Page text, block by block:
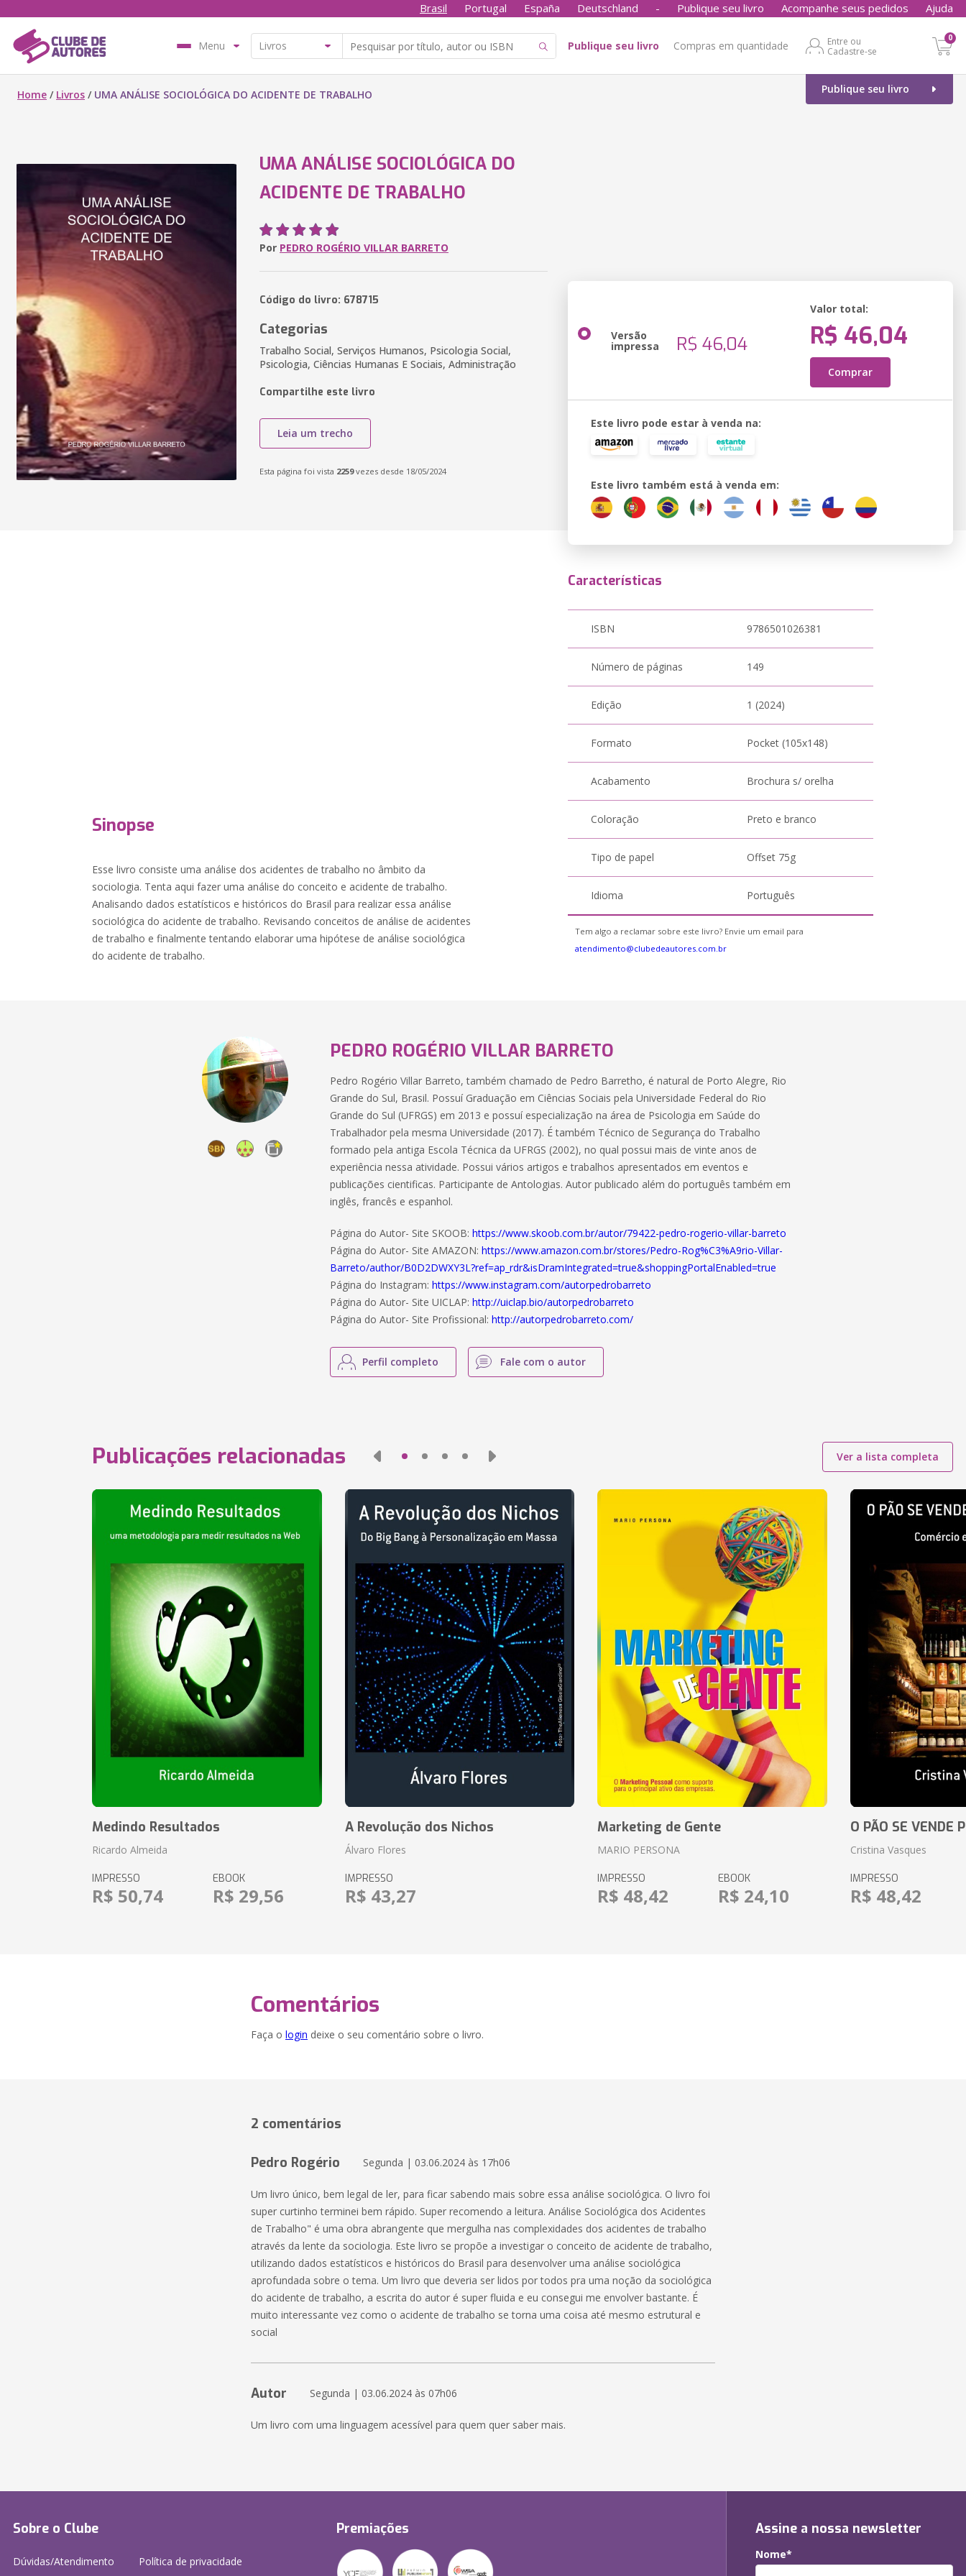
Brasil Portugal España Deutschland - Publique seu livro Acompanhe seus pedidos Ajuda
Menu Publique seu livro Compras em quantidade
Entre ou
Cadastre-se
0
Publique seu livro
Home / Livros / UMA ANÁLISE SOCIOLÓGICA DO ACIDENTE DE TRABALHO
UMA ANÁLISE SOCIOLÓGICA DO
ACIDENTE DE TRABALHO
Por PEDRO ROGÉRIO VILLAR BARRETO
Código do livro: 678715
Categorias
Trabalho Social, Serviços Humanos, Psicologia Social,
Psicologia, Ciências Humanas E Sociais, Administração
Compartilhe este livro
Leia um trecho
Esta página foi vista 2259vezes desde 18/05/2024
Versão
impressa R$ 46,04
Valor total:
R$ 46,04
Comprar
Este livro pode estar à venda na:
Este livro também está à venda em:
Sinopse
Esse livro consiste uma análise dos acidentes de trabalho no âmbito da
sociologia. Tenta aqui fazer uma análise do conceito e acidente de trabalho.
Analisando dados estatísticos e históricos do Brasil para realizar essa análise
sociológica do acidente de trabalho. Revisando conceitos de análise de acidentes
de trabalho e finalmente tentando elaborar uma hipótese de análise sociológica
do acidente de trabalho.
Características
ISBN 9786501026381
Número de páginas 149
Edição 1 (2024)
Formato Pocket (105x148)
Acabamento Brochura s/ orelha
Coloração Preto e branco
Tipo de papel Offset 75g
Idioma Português
Tem algo a reclamar sobre este livro? Envie um email para
atendimento@clubedeautores.com.br
PEDRO ROGÉRIO VILLAR BARRETO
Pedro Rogério Villar Barreto, também chamado de Pedro Barretho, é natural de Porto Alegre, Rio
Grande do Sul, Brasil. Possuí Graduação em Ciências Sociais pela Universidade Federal do Rio
Grande do Sul (UFRGS) em 2013 e possuí especialização na área de Psicologia em Saúde do
Trabalhador pela mesma Universidade (2017). É também Técnico de Segurança do Trabalho
formado pela antiga Escola Técnica da UFRGS (2002), no qual possui mais de vinte anos de
experiência nessa atividade. Possui vários artigos e trabalhos apresentados em eventos e
publicações cientificas. Participante de Antologias. Autor publicado além do português também em
inglês, francês e espanhol.
Página do Autor- Site SKOOB:https://www.skoob.com.br/autor/79422-pedro-rogerio-villar-barreto
Página do Autor- Site AMAZON:https://www.amazon.com.br/stores/Pedro-Rog%C3%A9rio-Villar-
Barreto/author/B0D2DWXY3L?ref=ap_rdr&isDramIntegrated=true&shoppingPortalEnabled=true
Página do Instagram:https://www.instagram.com/autorpedrobarreto
Página do Autor- Site UICLAP:http://uiclap.bio/autorpedrobarreto
Página do Autor- Site Profissional:http://autorpedrobarreto.com/
Perfil completo Fale com o autor
Publicações relacionadas Ver a lista completa
Medindo Resultados
Ricardo Almeida
IMPRESSO
R$ 50,74
EBOOK
R$ 29,56
A Revolução dos Nichos
Álvaro Flores
IMPRESSO
R$ 43,27
Marketing de Gente
MARIO PERSONA
IMPRESSO
R$ 48,42
EBOOK
R$ 24,10
O PÃO SE VENDE
Cristina Vasques
IMPRESSO
R$ 48,42
Comentários
Faça o login deixe o seu comentário sobre o livro.
2 comentários
Pedro Rogério Segunda | 03.06.2024 às 17h06
Um livro único, bem legal de ler, para ficar sabendo mais sobre essa análise sociológica. O livro foi
super curtinho terminei bem rápido. Super recomendo a leitura. Análise Sociológica dos Acidentes
de Trabalho" é uma obra abrangente que mergulha nas complexidades dos acidentes de trabalho
através da lente da sociologia. Este livro se propõe a investigar o conceito de acidente de trabalho,
utilizando dados estatísticos e históricos do Brasil para desenvolver uma análise sociológica
aprofundada sobre o tema. Um livro que deveria ser lidos por todos pra uma noção da sociológica
do acidente de trabalho, a escrita do autor é super fluida e eu consegui me envolver bastante. É
muito interessante vez como o acidente de trabalho se torna uma coisa até mesmo estrutural e
social
Autor Segunda | 03.06.2024 às 07h06
Um livro com uma linguagem acessível para quem quer saber mais.
Sobre o Clube
Dúvidas/Atendimento Política de privacidade
Premiações Assine a nossa newsletter
Nome*